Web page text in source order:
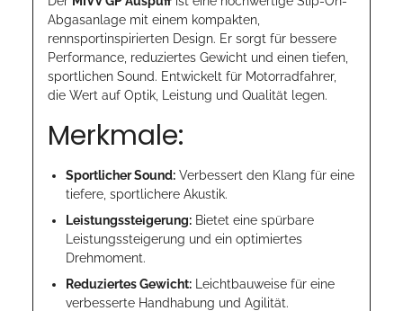
Abgasanlage mit einem kompakten,
rennsportinspirierten Design. Er sorgt für bessere
Performance, reduziertes Gewicht und einen tiefen,
sportlichen Sound. Entwickelt für Motorradfahrer,
die Wert auf Optik, Leistung und Qualität legen.
Merkmale:
Sportlicher Sound: Verbessert den Klang für eine
tiefere, sportlichere Akustik.
Leistungssteigerung: Bietet eine spürbare
Leistungssteigerung und ein optimiertes
Drehmoment.
Reduziertes Gewicht: Leichtbauweise für eine
verbesserte Handhabung und Agilität.